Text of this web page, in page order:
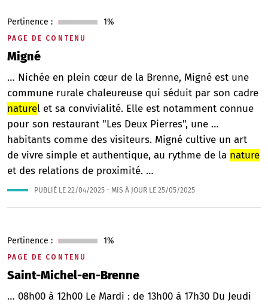
PAGE DE CONTENU
Migné
Pertinence : 1%
… Nichée en plein cœur de la Brenne, Migné est une
commune rurale chaleureuse qui séduit par son cadre
naturel et sa convivialité. Elle est notamment connue
pour son restaurant "Les Deux Pierres", une …
habitants comme des visiteurs. Migné cultive un art
de vivre simple et authentique, au rythme de la nature
et des relations de proximité. …
PUBLIÉ LE 22/04/2025 - MIS À JOUR LE 25/05/2025
PAGE DE CONTENU
Saint-Michel-en-Brenne
Pertinence : 1%
… 08h00 à 12h00 Le Mardi : de 13h00 à 17h30 Du Jeudi